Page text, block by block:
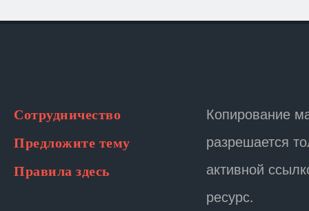
Сотрудничество
Предложите тему
Правила здесь
Копирование
разрешается
активной
ресурс.